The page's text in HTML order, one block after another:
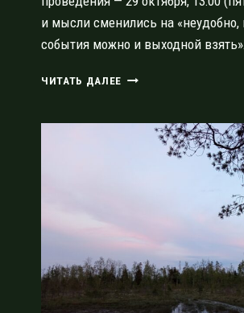
и мысли сменились на «неудобно,
события можно и выходной
ЧИТАТЬ ДАЛЕЕ КОНФЕРЕНЦИЯ
ПЛАНИРОВАНИЕ
РЕАЛИЗАЦИЯ»
ТРОПА»
29.10.2021